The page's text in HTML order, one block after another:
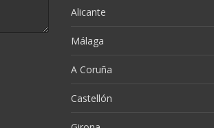
Alicante
Málaga
A Coruña
Castellón